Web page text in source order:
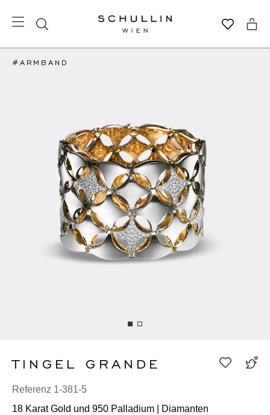
#ARMBAND
TINGEL GRANDE
Referenz 1-381-5
18 Karat Gold und 950 Palladium | Diamanten